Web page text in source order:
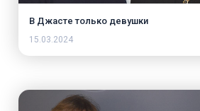
В Джасте только девушки
15.03.2024